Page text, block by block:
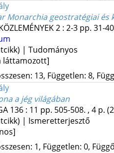
Monarchia geostratégiai és
2: 2-3 pp. 31-
| Tudományos
láttamozott]
13, Független: 8,
a jég világában
136: 11 pp. 505-508. , 4 p.
| Ismeretterjesztő
1, Független: 0,